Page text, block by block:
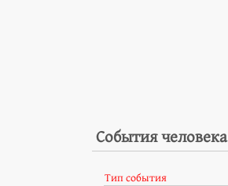
События человека
Тип события